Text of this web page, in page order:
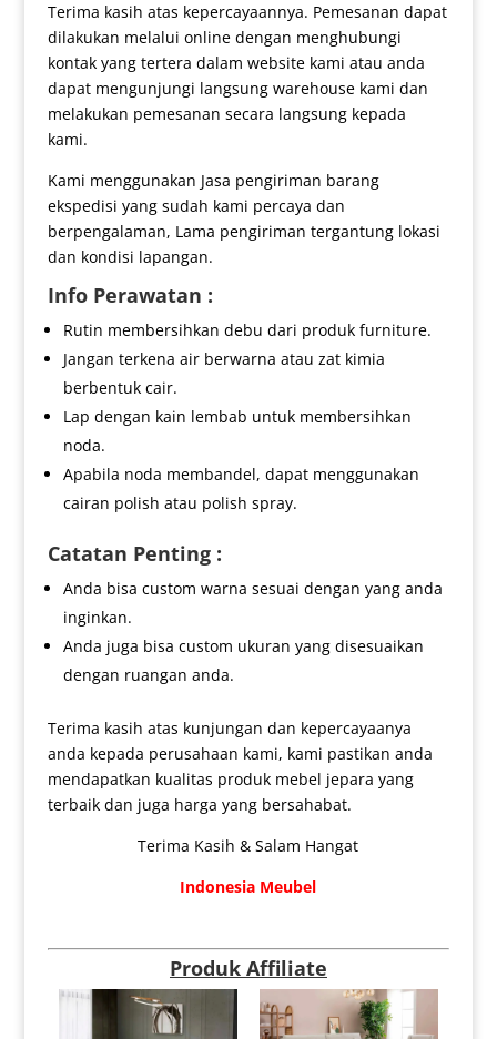
Terima kasih atas kepercayaannya. Pemesanan dapat
dilakukan melalui online dengan menghubungi
kontak yang tertera dalam website kami atau anda
dapat mengunjungi langsung warehouse kami dan
melakukan pemesanan secara langsung kepada
kami.
Kami menggunakan Jasa pengiriman barang
ekspedisi yang sudah kami percaya dan
berpengalaman, Lama pengiriman tergantung lokasi
dan kondisi lapangan.
Info Perawatan :
Rutin membersihkan debu dari produk furniture.
Jangan terkena air berwarna atau zat kimia
berbentuk cair.
Lap dengan kain lembab untuk membersihkan
noda.
Apabila noda membandel, dapat menggunakan
cairan polish atau polish spray.
Catatan Penting :
Anda bisa custom warna sesuai dengan yang anda
inginkan.
Anda juga bisa custom ukuran yang disesuaikan
dengan ruangan anda.
Terima kasih atas kunjungan dan kepercayaanya
anda kepada perusahaan kami, kami pastikan anda
mendapatkan kualitas produk mebel jepara yang
terbaik dan juga harga yang bersahabat.
Terima Kasih & Salam Hangat
Indonesia Meubel
Produk Affiliate